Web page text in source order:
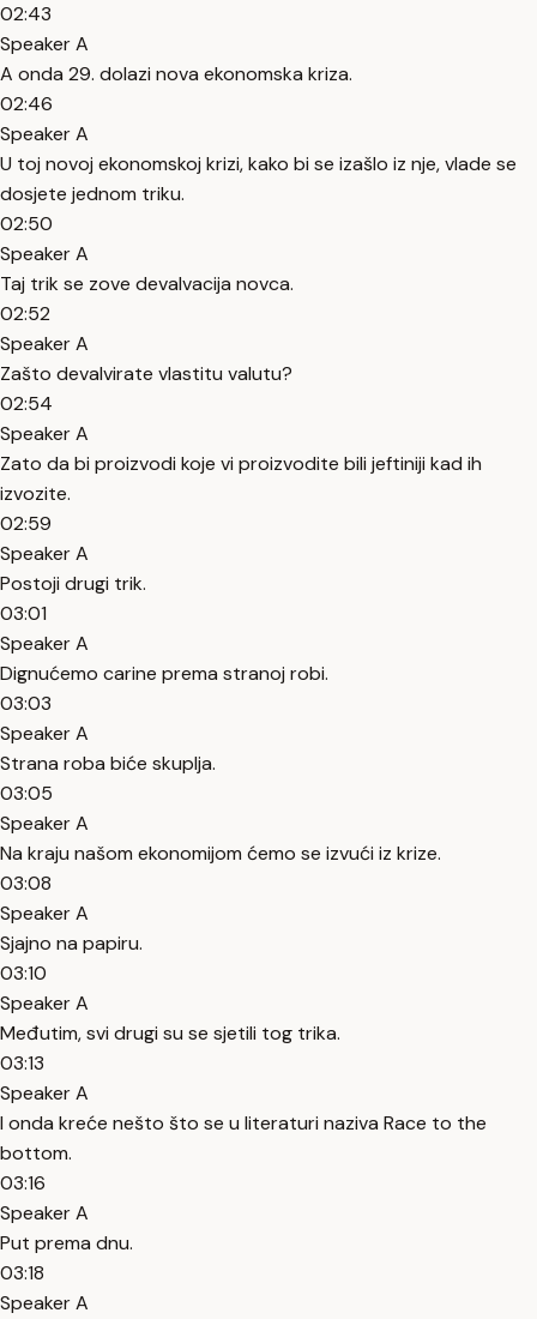
02:43
Speaker A
A onda 29. dolazi nova ekonomska kriza.
02:46
Speaker A
U toj novoj ekonomskoj krizi, kako bi se izašlo iz nje, vlade se
dosjete jednom triku.
02:50
Speaker A
Taj trik se zove devalvacija novca.
02:52
Speaker A
Zašto devalvirate vlastitu valutu?
02:54
Speaker A
Zato da bi proizvodi koje vi proizvodite bili jeftiniji kad ih
izvozite.
02:59
Speaker A
Postoji drugi trik.
03:01
Speaker A
Dignućemo carine prema stranoj robi.
03:03
Speaker A
Strana roba biće skuplja.
03:05
Speaker A
Na kraju našom ekonomijom ćemo se izvući iz krize.
03:08
Speaker A
Sjajno na papiru.
03:10
Speaker A
Međutim, svi drugi su se sjetili tog trika.
03:13
Speaker A
I onda kreće nešto što se u literaturi naziva Race to the
bottom.
03:16
Speaker A
Put prema dnu.
03:18
Speaker A